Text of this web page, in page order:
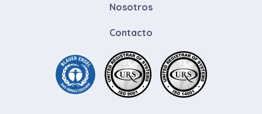
Nosotros
Contacto